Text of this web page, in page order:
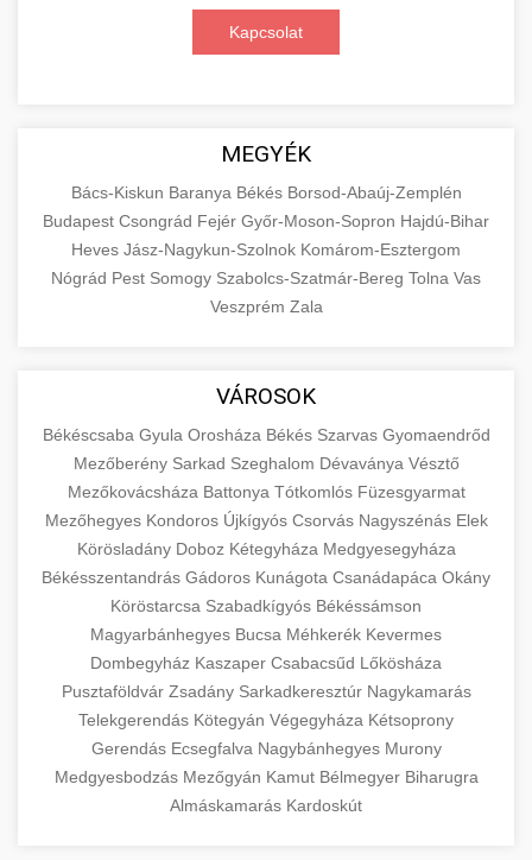
Visit Service Center
Comprehensive online marketing services
including SEO, social media management, and
aimarketingugynokseg.hu
digital agency services
🛴 3. legjobb elektromos roller
Compare top models, features, and prices to
View Top Models e-scooter reviews
🔗 4. prémium linképítés
High-quality backlink acquisition services to
boost your website's authority and search
engine rankings. White-hat techniques only.
📦 5. termékek és
szolgáltatások
+
economics and business. Learn about product
types and service categories.
en.wikipedia.org economic concepts
💶 6. eus pénzek
🚀 8. seo ügynökség +
Expert search engine optimization services to
improve your website's visibility and organic
traffic. Technical SEO, content optimization,
and more.
onlinemarketing101.biz
search optimization experts
💎 9. mellplasztika +
Professional breast augmentation services
with experienced surgeons. Learn about
procedures, recovery, and consultation options
for cosmetic enhancement.
szeptest.com cosmetic breast surgery
✨ 10. hasplasztika +
Expert tummy tuck procedures to achieve a
flatter, more toned abdomen. Consultation
with certified plastic surgeons and
comprehensive aftercare.
👁️ szemhejplasztika +
Professional blepharoplasty procedures to
Kapcsolat
MEGYÉK
Bács-Kiskun Baranya Békés Borsod-Abaúj-Zemplén
Budapest Csongrád Fejér Győr-Moson-Sopron Hajdú-Bihar
Heves Jász-Nagykun-Szolnok Komárom-Esztergom
Nógrád Pest Somogy Szabolcs-Szatmár-Bereg Tolna Vas
Veszprém Zala
VÁROSOK
Békéscsaba Gyula Orosháza Békés Szarvas Gyomaendrőd
Mezőberény Sarkad Szeghalom Dévaványa Vésztő
Mezőkovácsháza Battonya Tótkomlós Füzesgyarmat
Mezőhegyes Kondoros Újkígyós Csorvás Nagyszénás Elek
Körösladány Doboz Kétegyháza Medgyesegyháza
Békésszentandrás Gádoros Kunágota Csanádapáca Okány
Köröstarcsa Szabadkígyós Békéssámson
Magyarbánhegyes Bucsa Méhkerék Kevermes
Dombegyház Kaszaper Csabacsűd Lőkösháza
Pusztaföldvár Zsadány Sarkadkeresztúr Nagykamarás
Telekgerendás Kötegyán Végegyháza Kétsoprony
Gerendás Ecsegfalva Nagybánhegyes Murony
Medgyesbodzás Mezőgyán Kamut Bélmegyer Biharugra
Almáskamarás Kardoskút